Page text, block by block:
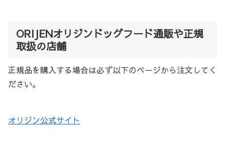
ORIJENオリジンドッグフード通販や正規
取扱の店舗
正規品を購入する場合は必ず以下のページから注文してく
ださい。
オリジン公式サイト